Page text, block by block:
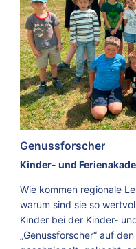
Genussforscher
Kinder- und
Wie kommen regionale
warum sind sie so
Kinder bei der Kinder-
„Genussforscher“ auf